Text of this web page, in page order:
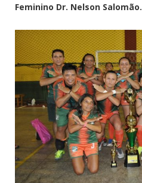
Feminino Dr. Nelson Salomão.